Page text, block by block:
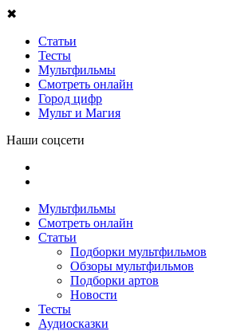
✖
Статьи
Тесты
Мультфильмы
Смотреть онлайн
Город цифр
Мульт и Магия
Наши соцсети
Мультфильмы
Смотреть онлайн
Статьи
Подборки мультфильмов
Обзоры мультфильмов
Подборки артов
Новости
Тесты
Аудиосказки